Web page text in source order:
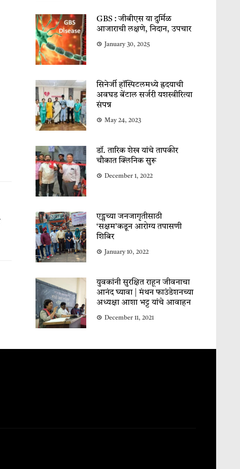
GBS : जीबीएस या दुर्मिळ
आजाराची लक्षणे, निदान, उपचार
January 30, 2025
सिनेर्जी हॉस्पिटलमध्ये ह्रदयाची
अवघड बेंटाल सर्जरी यशस्वीरित्या
संपन्न
May 24, 2023
डॉ. तारिक शेख यांचे तापकीर
चौकात क्लिनिक सुरू
December 1, 2022
एड्सच्या जनजागृतीसाठी
‘सक्षम’कडून आरोग्य तपासणी
शिबिर
January 10, 2022
युवकांनी सुरक्षित राहून जीवनाचा
आनंद घ्यावा | मंथन फाउंडेशनच्या
अध्यक्षा आशा भट्ट यांचे आवाहन
December 11, 2021